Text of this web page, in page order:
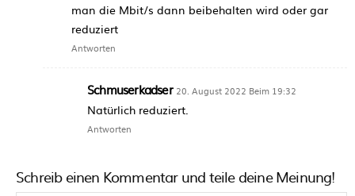
man die Mbit/s dann beibehalten wird oder gar
reduziert
Antworten
Schmuserkadser 20. August 2022 Beim 19:32
Natürlich reduziert.
Antworten
Schreib einen Kommentar und teile deine Meinung!